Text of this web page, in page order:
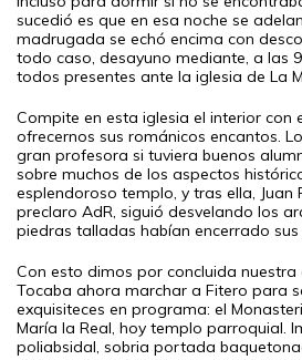
sucedió es que en esa noche se
madrugada se echó encima con
todo caso, desayuno mediante, a las
todos presentes ante la iglesia de La
Compite en esta iglesia el interior con
ofrecernos sus románicos encantos.
gran profesora si tuviera buenos
sobre muchos de los aspectos
esplendoroso templo, y tras ella, Juan
preclaro AdR, siguió desvelando los
piedras talladas habían encerrado
Con esto dimos por concluida nuestra
Tocaba ahora marchar a Fitero para
exquisiteces en programa: el
María la Real, hoy templo parroquial.
poliabsidal, sobria portada